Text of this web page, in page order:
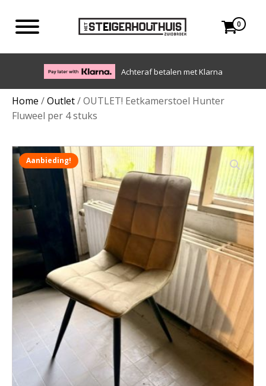
0
Eigen bezorgdienst in NL en BE. Afhalen ook mogelijk.
Home /Outlet/ OUTLET! Eetkamerstoel Hunter
Fluweel per 4 stuks
Aanbieding!